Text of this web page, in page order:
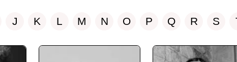
J K L M N O P Q R S